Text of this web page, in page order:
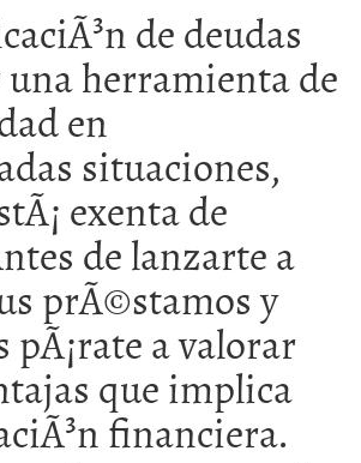
de deudas
una herramienta de
en
situaciones,
exenta de
de lanzarte a
prÃ©stamos y
a valorar
que implica
financiera.